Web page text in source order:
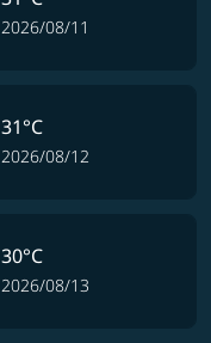
2026/08/11
31°C
2026/08/12
30°C
2026/08/13